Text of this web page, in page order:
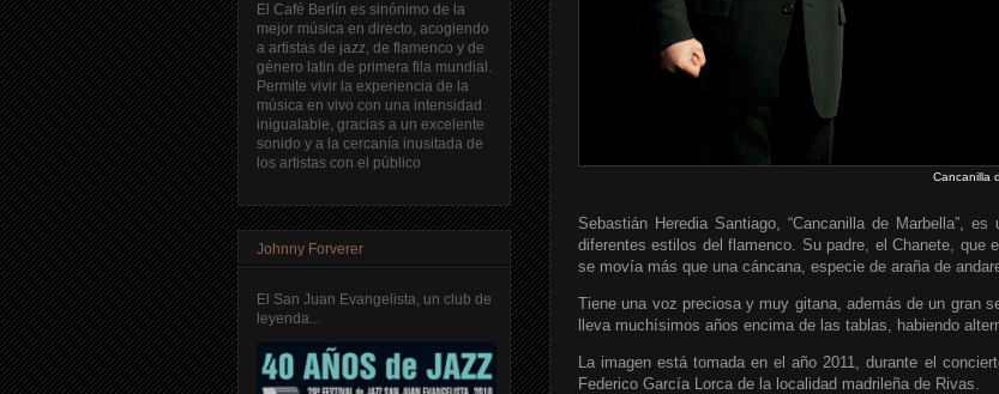
Cancanilla
Sebastián Heredia Santiago, “Cancanilla de Marbella”,
diferentes estilos del flamenco. Su padre, el Chanete, que
se movía más que una cáncana, especie de araña de
Tiene una voz preciosa y muy gitana, además de un gran
lleva muchísimos años encima de las tablas, habiendo
La imagen está tomada en el año 2011, durante el
Federico García Lorca de la localidad madrileña de Rivas.
El Café Berlín es sinónimo de la
mejor música en directo, acogiendo
a artistas de jazz, de flamenco y de
género latin de primera fila mundial.
Permite vivir la experiencia de la
música en vivo con una intensidad
inigualable, gracias a un excelente
sonido y a la cercanía inusitada de
los artistas con el público
Johnny Forverer
El San Juan Evangelista, un club de
leyenda...